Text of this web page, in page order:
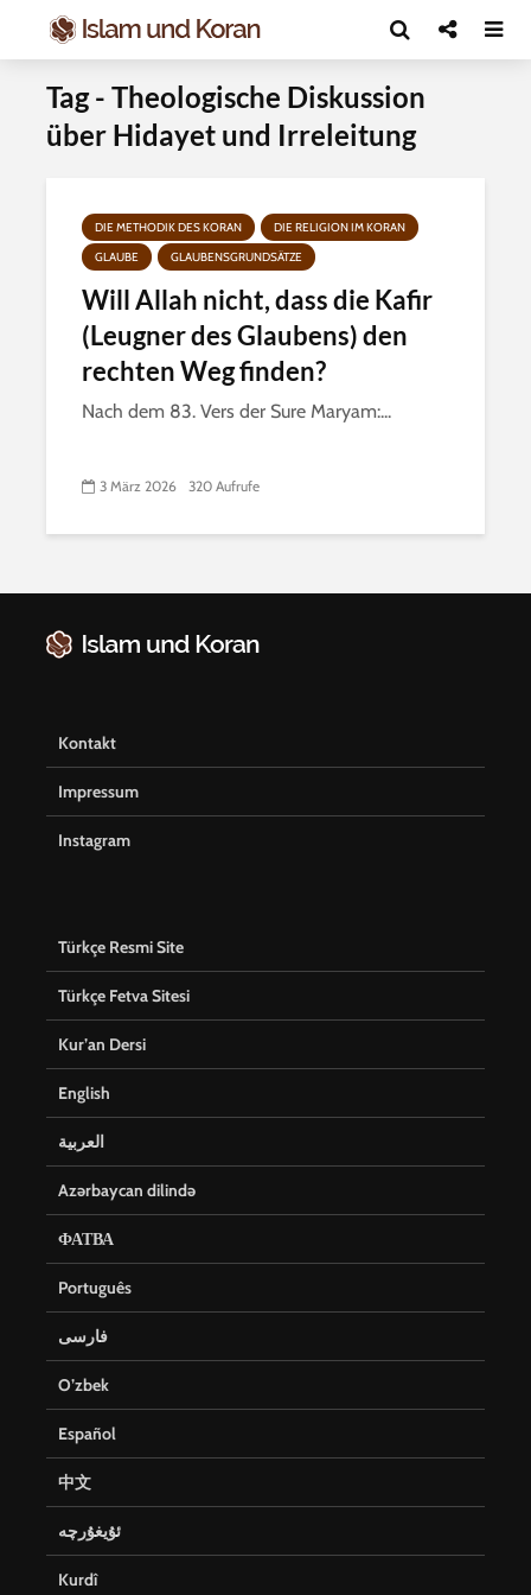
Tag - Theologische Diskussion
über Hidayet und Irreleitung
DIE METHODIK DES KORAN
DIE RELIGION IM KORAN
GLAUBE
GLAUBENSGRUNDSÄTZE
Will Allah nicht, dass die Kafir
(Leugner des Glaubens) den
rechten Weg finden?
Nach dem 83. Vers der Sure Maryam:...
3 März 2026 320 Aufrufe
Kontakt
Impressum
Instagram
Türkçe Resmi Site
Türkçe Fetva Sitesi
Kur’an Dersi
English
العربية
Azərbaycan dilində
ФАТВА
Português
فارسی
O’zbek
Español
中文
ئۇيغۇرچە
Kurdî